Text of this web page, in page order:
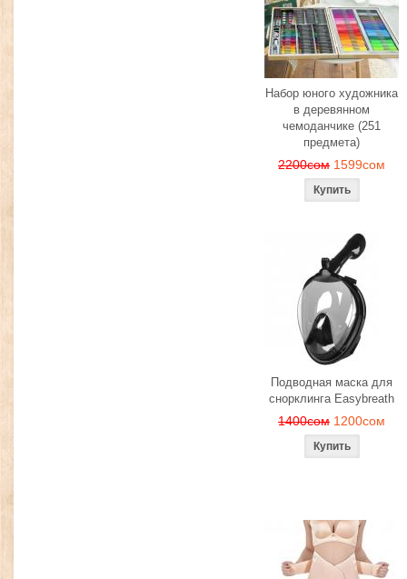
Набор юного художника
в деревянном
чемоданчике (251
предмета)
2200сом 1599сом
Подводная маска для
снорклинга Easybreath
1400сом 1200сом